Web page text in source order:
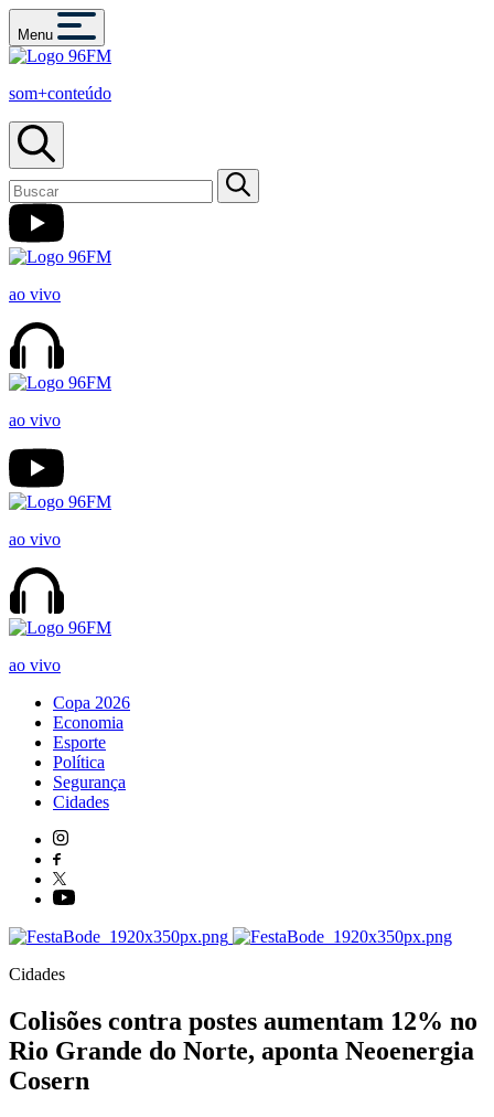
Menu
som+conteúdo
ao vivo
ao vivo
ao vivo
ao vivo
Copa 2026
Economia
Esporte
Política
Segurança
Cidades
Cidades
Colisões contra postes aumentam 12% no
Rio Grande do Norte, aponta Neoenergia
Cosern